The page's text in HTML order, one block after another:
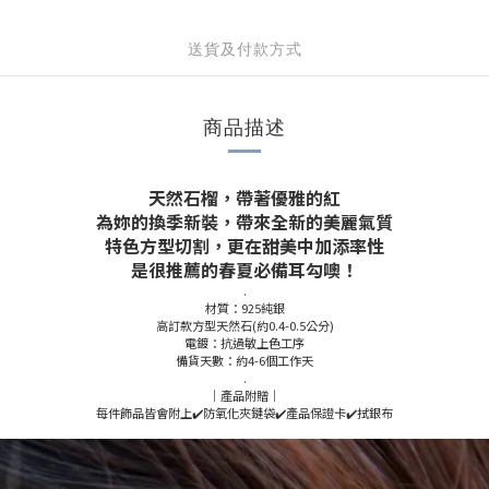
送貨及付款方式
商品描述
天然石榴，帶著優雅的紅
為妳的換季新裝，帶來全新的美麗氣質
特色方型切割，更在甜美中加添率性
是很推薦的春夏必備耳勾噢！
.
材質：925純銀
高訂款方型天然石(約0.4-0.5公分)
電鍍：抗過敏上色工序
備貨天數：約4-6個工作天
.
｜產品附贈｜
每件飾品皆會附上✔️防氧化夾鏈袋✔️產品保證卡✔️拭銀布